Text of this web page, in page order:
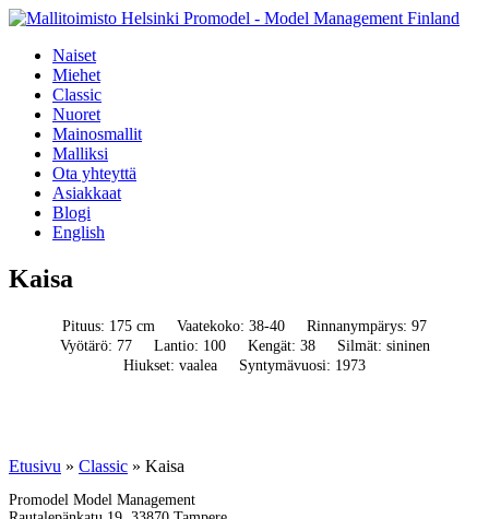
Naiset
Miehet
Classic
Nuoret
Mainosmallit
Malliksi
Ota yhteyttä
Asiakkaat
Blogi
English
Kaisa
Pituus: 175 cm Vaatekoko: 38-40
Rinnanympärys: 97
Vyötärö: 77
Lantio: 100 Kengät: 38
Silmät: sininen
Hiukset: vaalea
Syntymävuosi: 1973
Etusivu » Classic » Kaisa
Promodel Model Management